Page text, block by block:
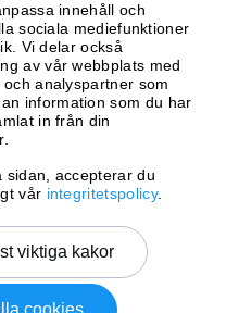
av
innehåll och
sociala mediefunktioner
Vi delar också
av vår webbplats med
analyspartner som
information som du har
in från din
sidan, accepterar du
vår integritetspolicy.
viktiga kakor
cookies